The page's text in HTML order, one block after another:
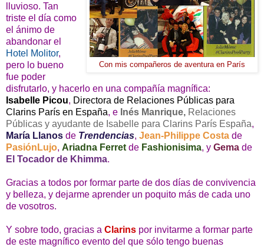
Con mis compañeros de aventura en París
lluvioso. Tan
triste el día como
el ánimo de
abandonar el
Hotel Molitor,
pero lo bueno
fue poder
disfrutarlo, y hacerlo en una compañía magnífica:
Isabelle Picou, Directora de Relaciones Públicas para
Clarins París en España, e Inés Manrique, Relaciones
Públicas y ayudante de Isabelle para Clarins París España,
María Llanos de Trendencias, Jean-Philippe Costa de
PasiónLujo, Ariadna Ferret de Fashionisima, y Gema de
El Tocador de Khimma.
Gracias a todos por formar parte de dos días de convivencia
y belleza, y dejarme aprender un poquito más de cada uno
de vosotros.
Y sobre todo, gracias a Clarins por invitarme a formar parte
de este magnífico evento del que sólo tengo buenas